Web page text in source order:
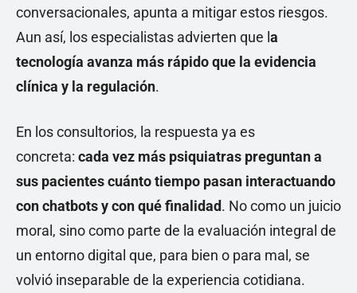
conversacionales, apunta a mitigar estos riesgos.
Aun así, los especialistas advierten que l a
tecnología avanza más rápido que la evidencia
clínica y la regulación.
En los consultorios, la respuesta ya es
concreta: cada vez más psiquiatras preguntan a
sus pacientes cuánto tiempo pasan interactuando
con chatbots y con qué finalidad. No como un juicio
moral, sino como parte de la evaluación integral de
un entorno digital que, para bien o para mal, se
volvió inseparable de la experiencia cotidiana.